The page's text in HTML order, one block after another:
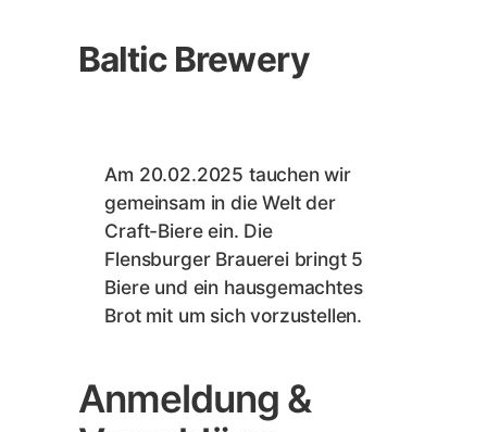
Baltic Brewery
Am 20.02.2025 tauchen wir
gemeinsam in die Welt der
Craft-Biere ein. Die
Flensburger Brauerei bringt 5
Biere und ein hausgemachtes
Brot mit um sich vorzustellen.
Anmeldung &